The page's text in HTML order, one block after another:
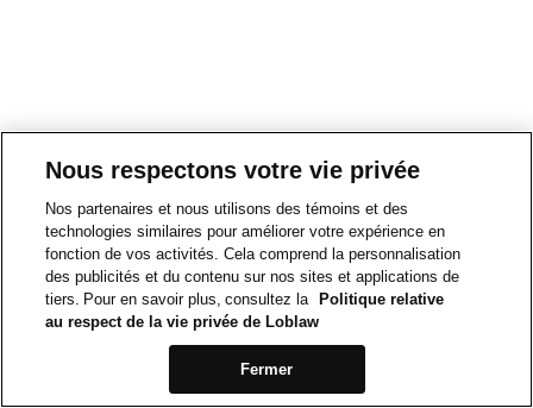
Nous respectons votre vie privée
Nos partenaires et nous utilisons des témoins et des
technologies similaires pour améliorer votre expérience en
fonction de vos activités. Cela comprend la personnalisation
des publicités et du contenu sur nos sites et applications de
tiers. Pour en savoir plus, consultez la
Politique relative
au respect de la vie privée de Loblaw
Fermer